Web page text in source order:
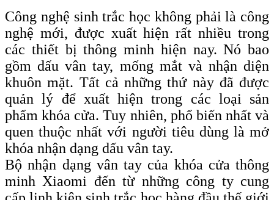
Công nghệ sinh trắc học không phải là công
nghệ mới, được xuất hiện rất nhiều trong
các thiết bị thông minh hiện nay. Nó bao
gồm dấu vân tay, mống mắt và nhận diện
khuôn mặt. Tất cả những thứ này đã được
quản lý để xuất hiện trong các loại sản
phẩm khóa cửa. Tuy nhiên, phổ biến nhất và
quen thuộc nhất với người tiêu dùng là mở
khóa nhận dạng dấu vân tay.
Bộ nhận dạng vân tay của khóa cửa thông
minh Xiaomi đến từ những công ty cung